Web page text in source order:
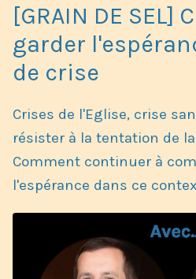
[GRAIN DE SEL]
garder
de crise
Crises de l'Eglise, crise
résister à la tentation de
Comment continuer à
l'espérance dans ce